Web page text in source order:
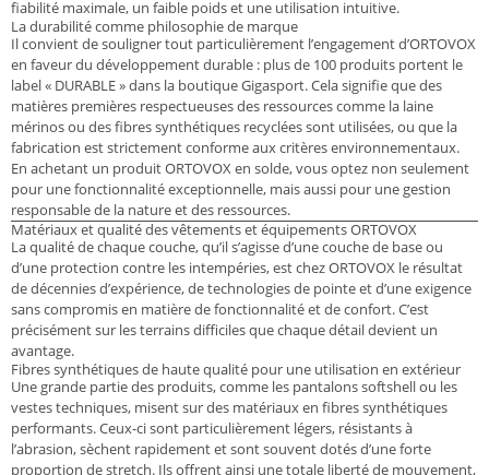
fiabilité maximale, un faible poids et une utilisation intuitive.
La durabilité comme philosophie de marque
Il convient de souligner tout particulièrement l’engagement d’ORTOVOX
en faveur du développement durable : plus de 100 produits portent le
label « DURABLE » dans la boutique Gigasport. Cela signifie que des
matières premières respectueuses des ressources comme la laine
mérinos ou des fibres synthétiques recyclées sont utilisées, ou que la
fabrication est strictement conforme aux critères environnementaux.
En achetant un produit ORTOVOX en solde, vous optez non seulement
pour une fonctionnalité exceptionnelle, mais aussi pour une gestion
responsable de la nature et des ressources.
Matériaux et qualité des vêtements et équipements ORTOVOX
La qualité de chaque couche, qu’il s’agisse d’une couche de base ou
d’une protection contre les intempéries, est chez ORTOVOX le résultat
de décennies d’expérience, de technologies de pointe et d’une exigence
sans compromis en matière de fonctionnalité et de confort. C’est
précisément sur les terrains difficiles que chaque détail devient un
avantage.
Fibres synthétiques de haute qualité pour une utilisation en extérieur
Une grande partie des produits, comme les pantalons softshell ou les
vestes techniques, misent sur des matériaux en fibres synthétiques
performants. Ceux-ci sont particulièrement légers, résistants à
l’abrasion, sèchent rapidement et sont souvent dotés d’une forte
proportion de stretch. Ils offrent ainsi une totale liberté de mouvement,